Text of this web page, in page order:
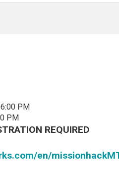
REQUIRED
en/
PM
PM